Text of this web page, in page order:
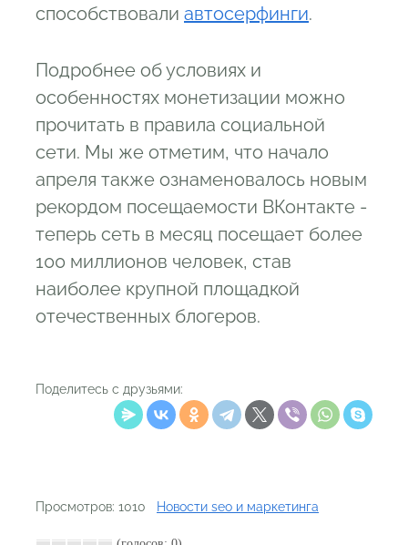
способствовали автосерфинги.
Подробнее об условиях и
особенностях монетизации можно
прочитать в правила социальной
сети. Мы же отметим, что начало
апреля также ознаменовалось новым
рекордом посещаемости ВКонтакте -
теперь сеть в месяц посещает более
100 миллионов человек, став
наиболее крупной площадкой
отечественных блогеров.
Поделитесь с друзьями:
Просмотров: 1010 Новости seo и маркетинга